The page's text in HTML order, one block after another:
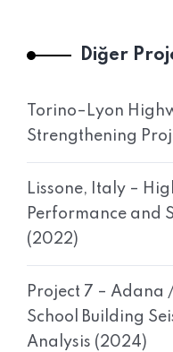
Diğer
Torino–Lyon
Strengthening
Lissone, Italy –
Performance and
(2022)
Project 7 – Adana
School Building
Analysis (2024)